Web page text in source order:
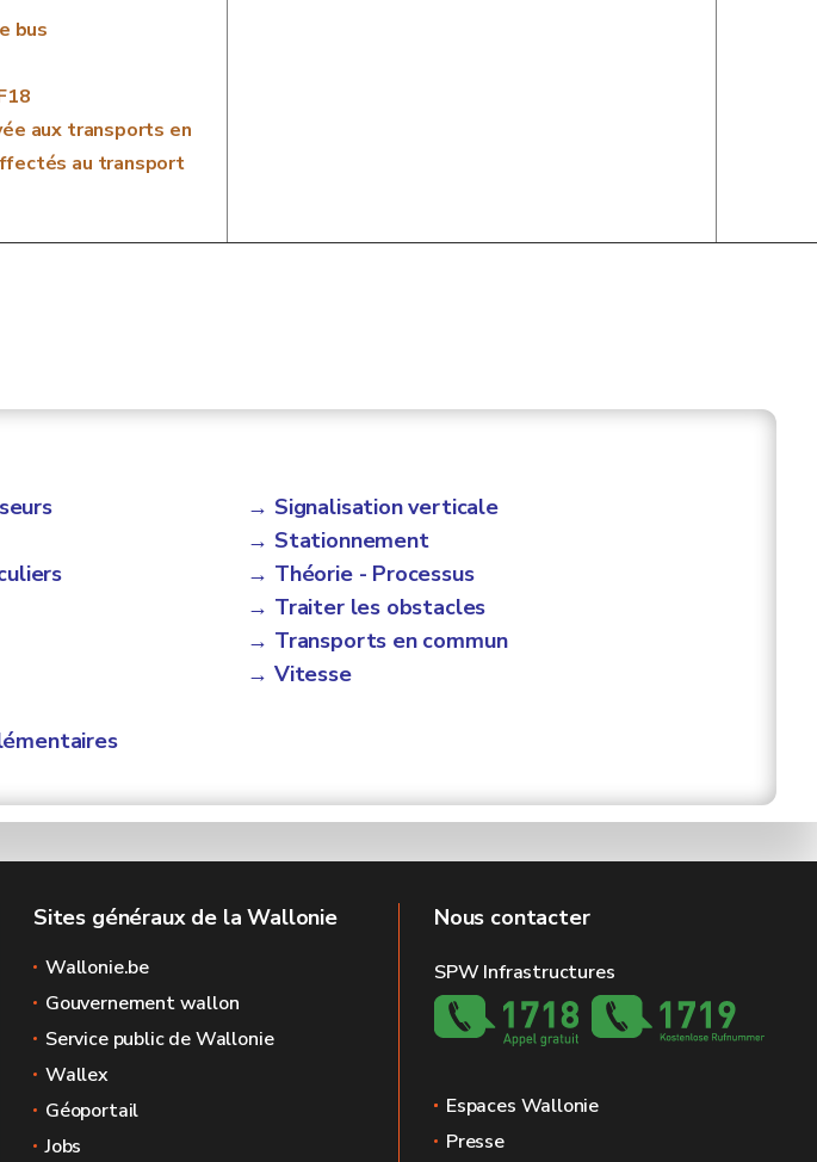
bus
aux transports en
au transport
→ Signalisation verticale
→ Stationnement
→ Théorie - Processus
→ Traiter les obstacles
→ Transports en commun
→ Vitesse
Sites généraux de la Wallonie
Wallonie.be
Gouvernement wallon
Service public de Wallonie
Wallex
Géoportail
Jobs
Nous contacter
SPW Infrastructures
Espaces Wallonie
Presse